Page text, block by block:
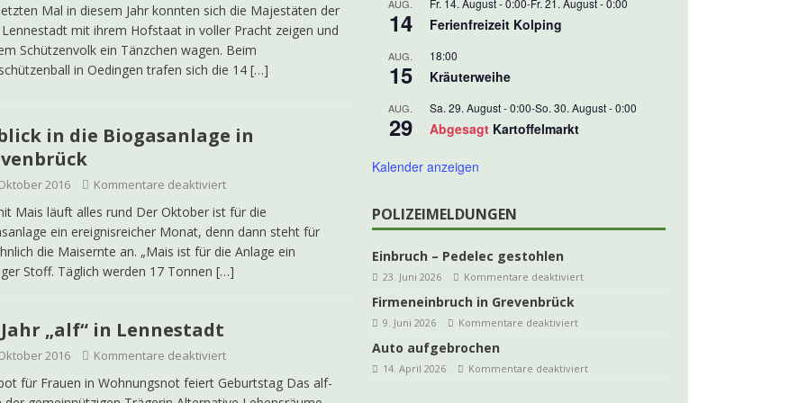
Grevenbrück Ü 60 geht in die Melbecke
KOLPING
e.V. freut sich über steigende Mitgliederzahlen
kfd Grevenbrück
Traditionelles Schlachtfest in der Schützenhalle ARCHIV
Mal in diesem Jahr konnten sich die Majestäten der
mit ihrem Hofstaat in voller Pracht zeigen und
Schützenvolk ein Tänzchen wagen. Beim
in Oedingen trafen sich die 14 […]
in die Biogasanlage in
2016 Kommentare deaktiviert
Mais läuft alles rund Der Oktober ist für die
ein ereignisreicher Monat, denn dann steht für
die Maisernte an. „Mais ist für die Anlage ein
Stoff. Täglich werden 17 Tonnen […]
„alf“ in Lennestadt
2016 Kommentare deaktiviert
für Frauen in Wohnungsnot feiert Geburtstag Das alf-
AUG.
14
Fr. 14. August - 0:00-Fr. 21. August - 0:00
Ferienfreizeit Kolping
AUG.
15
18:00
Kräuterweihe
AUG.
29
Sa. 29. August - 0:00-So. 30. August - 0:00
Abgesagt Kartoffelmarkt
Kalender anzeigen
POLIZEIMELDUNGEN
Einbruch – Pedelec gestohlen
23. Juni 2026 Kommentare deaktiviert
Firmeneinbruch in Grevenbrück
9. Juni 2026 Kommentare deaktiviert
Auto aufgebrochen
14. April 2026 Kommentare deaktiviert